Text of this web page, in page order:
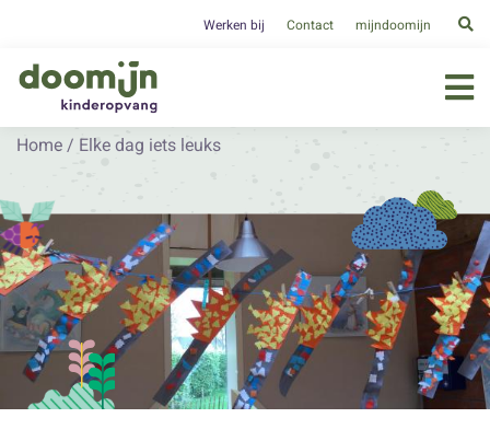
Werken bij Contact mijndoomijn
Home / Elke dag iets leuks